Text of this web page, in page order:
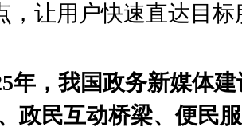
，让用户快速直达目
年，我国政务新媒体
政民互动桥梁、便民